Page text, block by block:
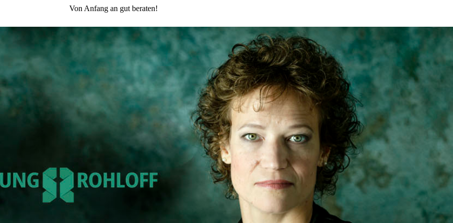
Von Anfang an gut beraten!